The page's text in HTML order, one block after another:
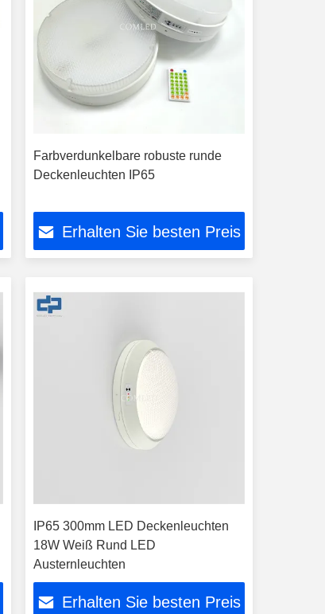
Farbverdunkelbare robuste runde
Deckenleuchten IP65
Erhalten Sie besten Preis
IP65 300mm LED Deckenleuchten
18W Weiß Rund LED
Austernleuchten
Erhalten Sie besten Preis